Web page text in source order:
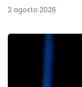
2 agosto 2026